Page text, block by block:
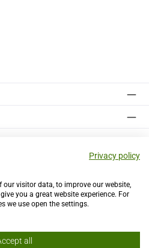
Website
en eventuele bezorgkosten, indien niet
Privacy policy
visitor data, to improve our website,
you a great website experience. For
we use open the settings.
all